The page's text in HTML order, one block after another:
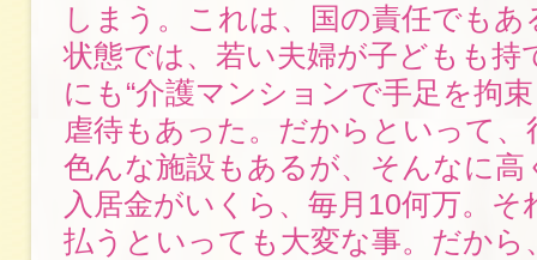
しまう。これは、国の責任でも
状態では、若い夫婦が子どもも持
にも“介護マンションで手足を拘
虐待もあった。だからといって、
色んな施設もあるが、そんなに高
入居金がいくら、毎月10何万。そ
払うといっても大変な事。だから